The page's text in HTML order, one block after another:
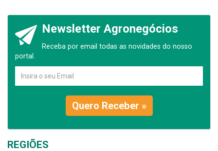
Newsletter Agronegócios
Receba por email todas as novidades do nosso
portal.
Quero Receber »
REGIÕES